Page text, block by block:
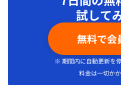
試して
無料で会
※ 期間内に自動更新を停
料金は一切か